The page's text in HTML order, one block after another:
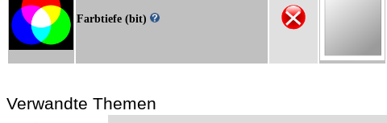
Farbtiefe (bit)
Verwandte Themen